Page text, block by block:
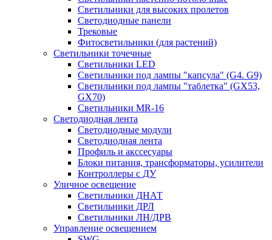
Светильники для высоких пролетов
Светодиодные панели
Трековые
Фитосветильники (для растений)
Светильники точечные
Светильники LED
Светильники под лампы "капсула" (G4. G9)
Светильники под лампы "таблетка" (GX53,
GX70)
Светильники MR-16
Светодиодная лента
Светодиодные модули
Светодиодная лента
Профиль и акссесуары
Блоки питания, трансформаторы, усилители
Контроллеры с ДУ
Уличное освещение
Светильники ДНАТ
Светильники ДРЛ
Светильники ЛН/ДРВ
Управление освещением